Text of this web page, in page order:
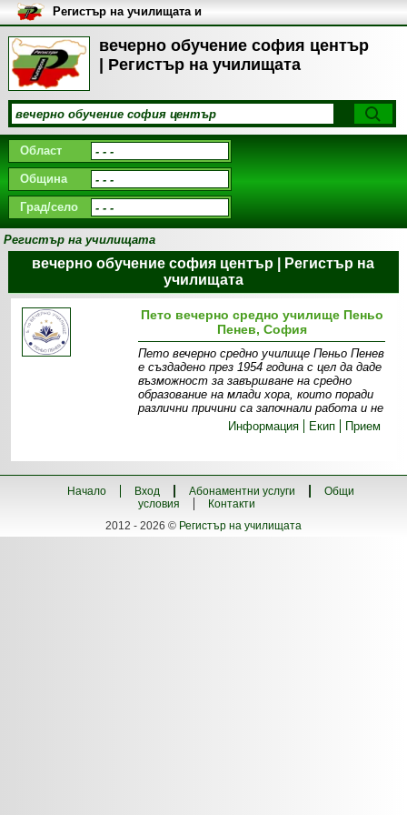
вечерно обучение софия център
| Регистър на училищата
Регистър на училищата и
университетите в България
Област
Община
Град/село
Регистър на училищата
вечерно обучение софия център | Регистър на
училищата
Пето вечерно средно училище Пеньо
Пенев, София
Пето вечерно средно училище Пеньо Пенев
е създадено през 1954 година с цел да даде
възможност за завършване на средно
образование на млади хора, които поради
различни причини са започнали работа и не
Информация
Екип Прием
Начало Вход Абонаментни услуги
Общи
условия
Контакти
2012 - 2026 © Регистър на училищата